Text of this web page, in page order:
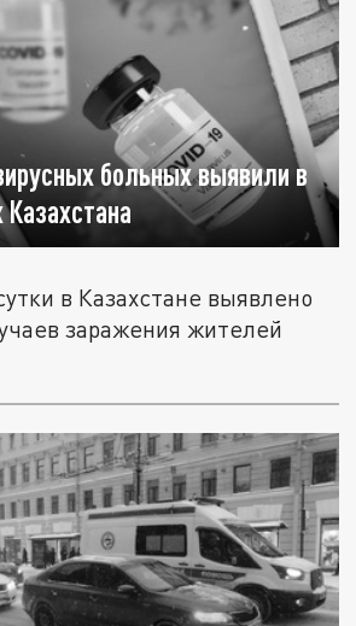
больных выявили в
в Казахстане выявлено
заражения жителей